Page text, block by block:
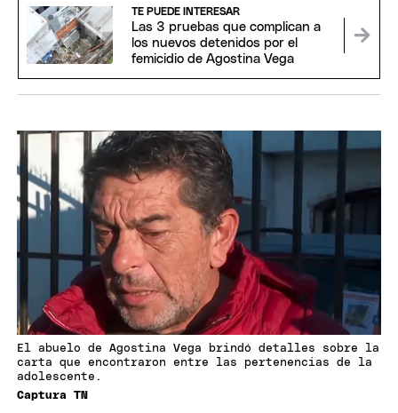
TE PUEDE INTERESAR
Las 3 pruebas que complican a
los nuevos detenidos por el
femicidio de Agostina Vega
El abuelo de Agostina Vega brindó detalles sobre la
carta que encontraron entre las pertenencias de la
adolescente.
Captura TN